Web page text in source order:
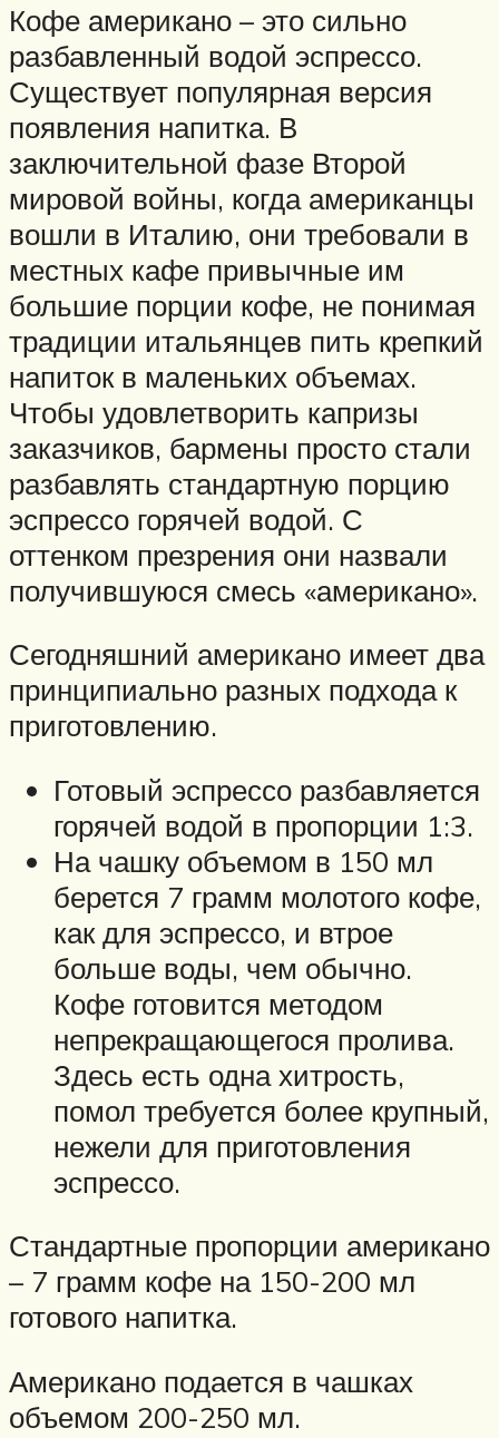
Кофе американо – это сильно
разбавленный водой эспрессо.
Существует популярная версия
появления напитка. В
заключительной фазе Второй
мировой войны, когда американцы
вошли в Италию, они требовали в
местных кафе привычные им
большие порции кофе, не понимая
традиции итальянцев пить крепкий
напиток в маленьких объемах.
Чтобы удовлетворить капризы
заказчиков, бармены просто стали
разбавлять стандартную порцию
эспрессо горячей водой. С
оттенком презрения они назвали
получившуюся смесь «американо».
Сегодняшний американо имеет два
принципиально разных подхода к
приготовлению.
Готовый эспрессо разбавляется
горячей водой в пропорции 1:3.
На чашку объемом в 150 мл
берется 7 грамм молотого кофе,
как для эспрессо, и втрое
больше воды, чем обычно.
Кофе готовится методом
непрекращающегося пролива.
Здесь есть одна хитрость,
помол требуется более крупный,
нежели для приготовления
эспрессо.
Стандартные пропорции американо
– 7 грамм кофе на 150-200 мл
готового напитка.
Американо подается в чашках
объемом 200-250 мл.